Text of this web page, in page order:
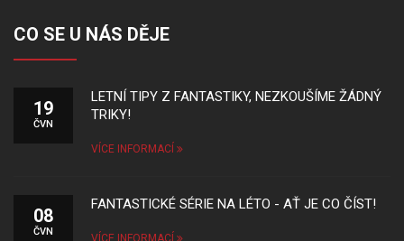
CO SE U NÁS DĚJE
19
ČVN
LETNÍ TIPY Z FANTASTIKY, NEZKOUŠÍME ŽÁDNÝ
TRIKY!
VÍCE INFORMACÍ
08
ČVN
FANTASTICKÉ SÉRIE NA LÉTO - AŤ JE CO ČÍST!
VÍCE INFORMACÍ